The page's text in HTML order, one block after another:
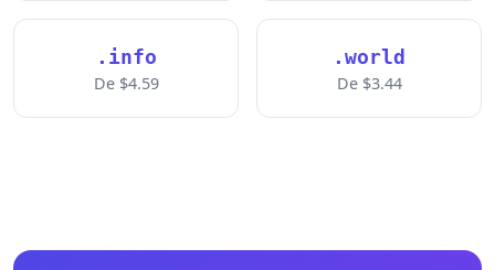
.info
De $4.59
.world
De $3.44